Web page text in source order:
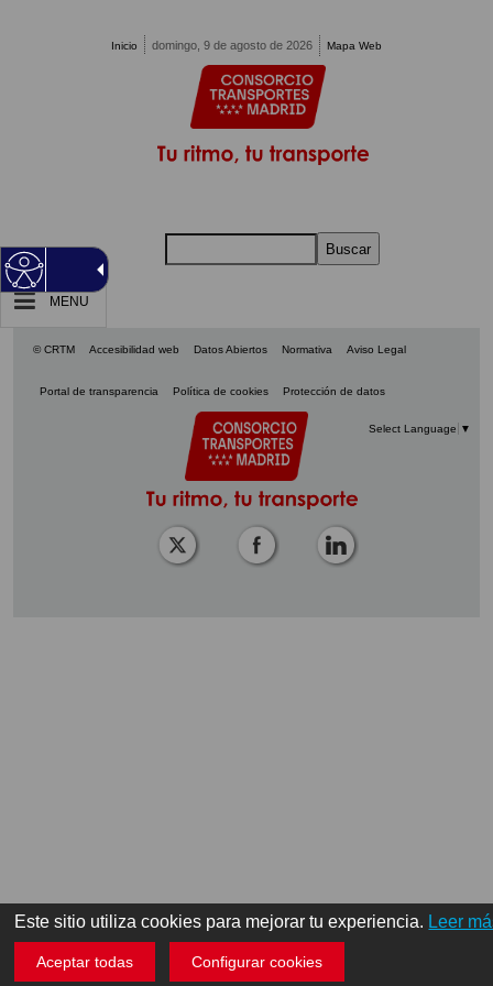
Este sitio utiliza cookies para mejorar tu experiencia. Leer
Aceptar todas Configurar cookies
Inicio domingo, 9 de agosto de 2026 Mapa Web
Buscar
MENU
© CRTM Accesibilidad web Datos Abiertos Normativa Aviso Legal
Portal de transparencia Política de cookies Protección de datos
Select Language ▼